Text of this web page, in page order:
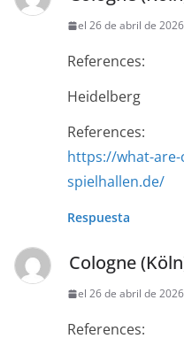
el 26 de abril de
References:
Heidelberg
References:
https://what-are-
spielhallen.de/
Respuesta
Cologne
el 26 de abril de
References: